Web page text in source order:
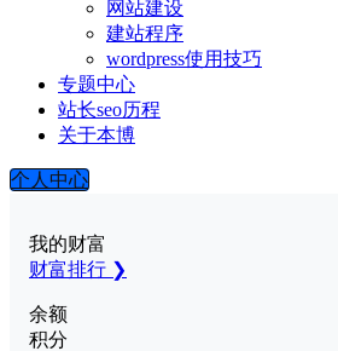
网站建设
建站程序
wordpress使用技巧
专题中心
站长seo历程
关于本博
个人中心
我的财富
财富排行 ❯
余额
积分